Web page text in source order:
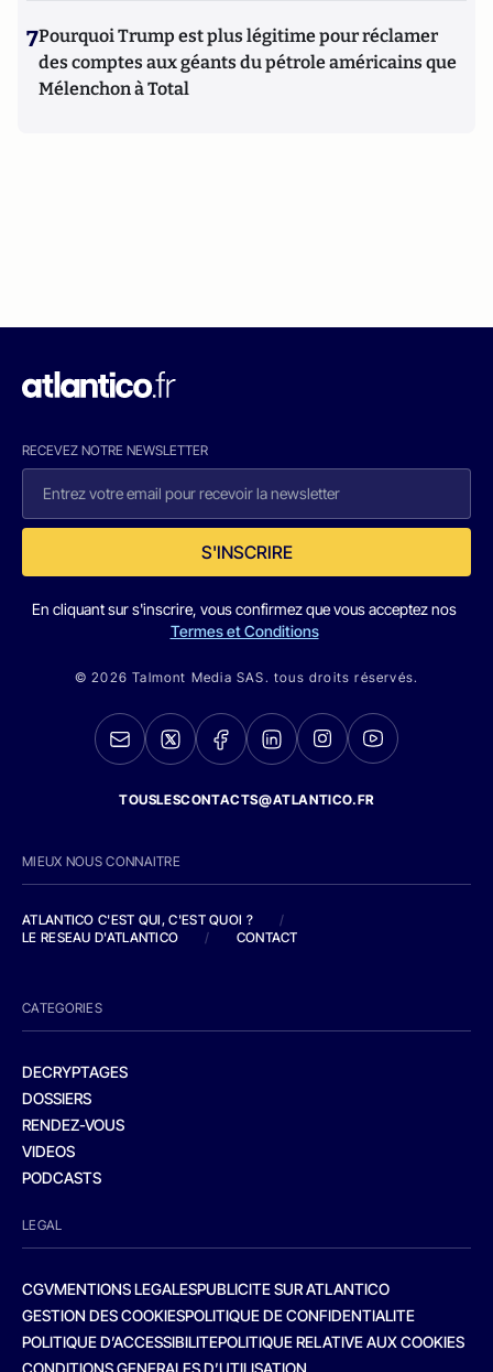
7Pourquoi Trump est plus légitime pour réclamer
des comptes aux géants du pétrole américains que
Mélenchon à Total
RECEVEZ NOTRE NEWSLETTER
S'INSCRIRE
En cliquant sur s'inscrire, vous confirmez que vous acceptez nos
Termes et Conditions
© 2026 Talmont Media SAS. tous droits réservés.
TOUSLESCONTACTS@ATLANTICO.FR
MIEUX NOUS CONNAITRE
ATLANTICO C'EST QUI, C'EST QUOI ?
/
LE RESEAU D'ATLANTICO
/ CONTACT
CATEGORIES
DECRYPTAGES
DOSSIERS
RENDEZ-VOUS
VIDEOS
PODCASTS
LEGAL
CGVMENTIONS LEGALESPUBLICITE SUR ATLANTICO
GESTION DES COOKIESPOLITIQUE DE CONFIDENTIALITE
POLITIQUE D’ACCESSIBILITEPOLITIQUE RELATIVE AUX COOKIES
CONDITIONS GENERALES D’UTILISATION